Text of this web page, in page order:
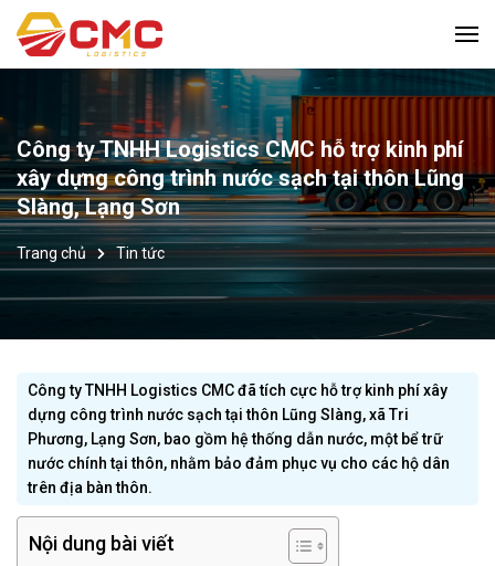
Công ty TNHH Logistics CMC hỗ trợ kinh phí
xây dựng công trình nước sạch tại thôn Lũng
Slàng, Lạng Sơn
Trang chủ Tin tức
Công ty TNHH Logistics CMC đã tích cực hỗ trợ kinh phí xây
dựng công trình nước sạch tại thôn Lũng Slàng, xã Tri
Phương, Lạng Sơn, bao gồm hệ thống dẫn nước, một bể trữ
nước chính tại thôn, nhằm bảo đảm phục vụ cho các hộ dân
trên địa bàn thôn.
Nội dung bài viết